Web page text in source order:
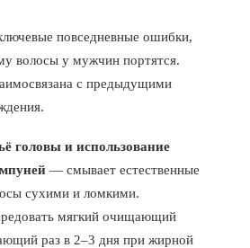
повседневные ошибки,
волосы у мужчин портятся.
с предыдущими
головы и использование
— смывает естественные
сухими и ломкими.
мягкий очищающий
раз в 2–3 дня при жирной